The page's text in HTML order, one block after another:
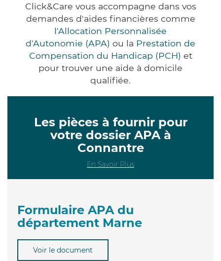
Click&Care vous accompagne dans vos
demandes d'aides financières comme
l'Allocation Personnalisée
d'Autonomie (APA) ou la Prestation de
Compensation du Handicap (PCH) et
pour trouver une aide à domicile
qualifiée.
Les pièces à fournir pour
votre dossier APA à
Connantre
En Savoir Plus
Formulaire APA du
département Marne
Voir le document